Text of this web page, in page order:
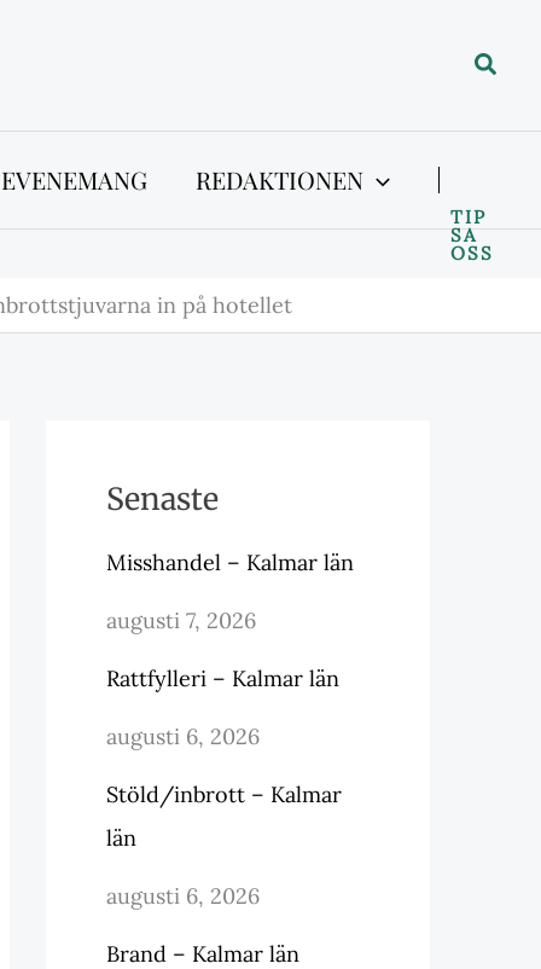
Sök
REDAKTIONEN
TIP
SA
OSS
in på hotellet
Senaste
Misshandel – Kalmar län
augusti 7, 2026
Rattfylleri – Kalmar län
augusti 6, 2026
Stöld/inbrott – Kalmar
län
augusti 6, 2026
Brand – Kalmar län